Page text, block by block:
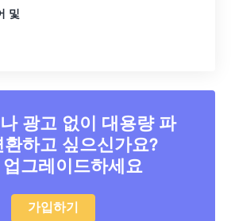
및
광고 없이 대용량 파
환하고 싶으신가요?
그레이드하세요
가입하기